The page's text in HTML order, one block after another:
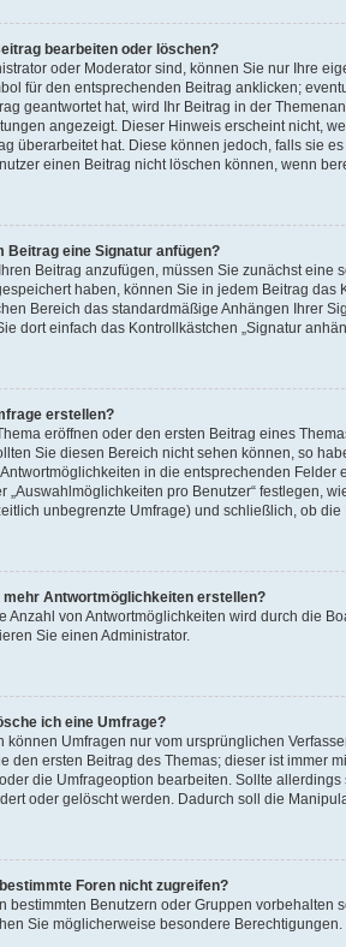
bearbeiten oder löschen?
oder Moderator sind, können Sie nur Ihre
für den entsprechenden Beitrag anklicken;
geantwortet hat, wird Ihr Beitrag in der
angezeigt. Dieser Hinweis erscheint nicht,
überarbeitet hat. Diese können jedoch, falls sie
einen Beitrag nicht löschen können, wenn
Beitrag eine Signatur anfügen?
Beitrag anzufügen, müssen Sie zunächst
haben, können Sie in jedem Beitrag
Bereich das standardmäßige Anhängen Ihrer
dort einfach das Kontrollkästchen „Signatur
erstellen?
eröffnen oder den ersten Beitrag eines
Sie diesen Bereich nicht sehen können, so
in die entsprechenden
„Auswahlmöglichkeiten pro Benutzer“ festlegen,
unbegrenzte Umfrage) und schließlich, ob
mehr Antwortmöglichkeiten erstellen?
Anzahl von Antwortmöglichkeiten wird durch die
Sie einen Administrator.
ich eine Umfrage?
können Umfragen nur vom ursprünglichen
den ersten Beitrag des Themas; dieser ist immer
die Umfrageoption bearbeiten. Sollte
oder gelöscht werden. Dadurch soll die
Foren nicht zugreifen?
bestimmten Benutzern oder Gruppen
Sie möglicherweise besondere